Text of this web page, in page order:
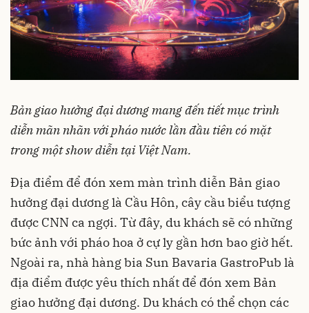
Bản giao hưởng đại dương mang đến tiết mục trình
diễn mãn nhãn với pháo nước lần đầu tiên có mặt
trong một show diễn tại Việt Nam.
Địa điểm để đón xem màn trình diễn Bản giao
hưởng đại dương là Cầu Hôn, cây cầu biểu tượng
được CNN ca ngợi. Từ đây, du khách sẽ có những
bức ảnh với pháo hoa ở cự ly gần hơn bao giờ hết.
Ngoài ra, nhà hàng bia Sun Bavaria GastroPub là
địa điểm được yêu thích nhất để đón xem Bản
giao hưởng đại dương. Du khách có thể chọn các